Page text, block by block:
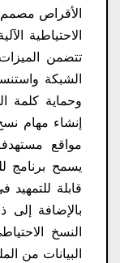
الأقراص
الاحتياطية
تتضمن
الشبكة
إنشاء مهام
مواقع
قابلة
بالإضافة
النسخ
البيانات من